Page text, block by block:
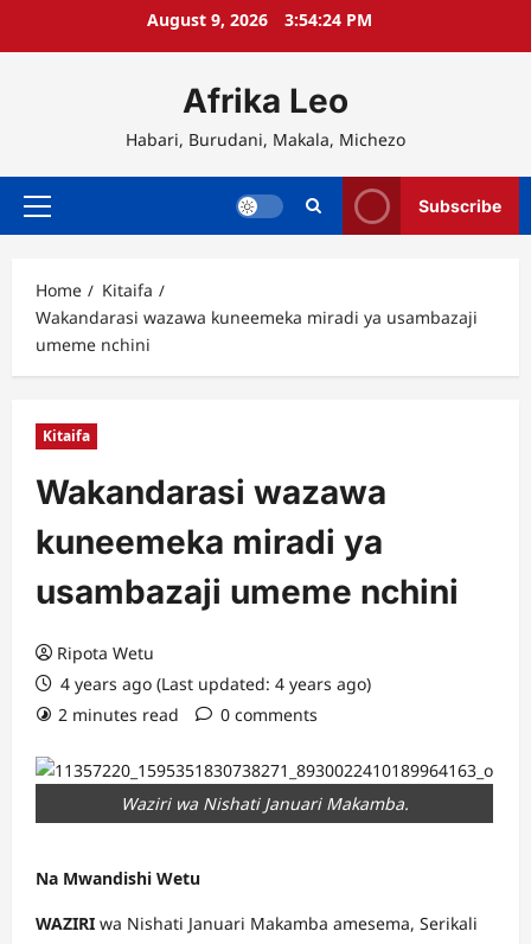
August 9, 2026 3:54:25 PM
Afrika Leo
Habari, Burudani, Makala, Michezo
Primary
Subscribe
Home
Kitaifa
Wakandarasi wazawa kuneemeka miradi ya usambazaji
umeme nchini
Kitaifa
Wakandarasi wazawa
kuneemeka miradi ya
usambazaji umeme nchini
Ripota Wetu
4 years ago (Last updated: 4 years ago)
2 minutes read
0 comments
Waziri wa Nishati Januari Makamba.
Na Mwandishi Wetu
WAZIRI wa Nishati Januari Makamba amesema, Serikali